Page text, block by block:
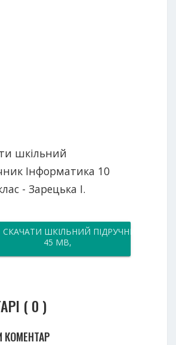
шкільний
Інформатика 10
- Зарецька І.
СКАЧАТИ ШКІЛЬНИЙ ПІДРУЧНИК
45 MB,
( 0 )